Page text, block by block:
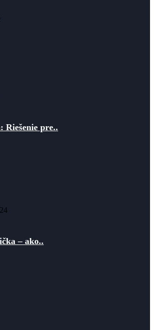
Riešenie pre..
– ako..